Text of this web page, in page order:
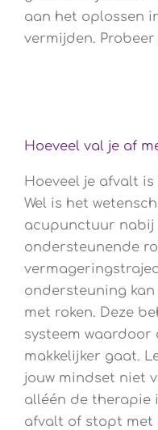
aan het oplossen
vermijden.
Hoeveel val je af
Hoeveel je afvalt
Wel is het
acupunctuur nabij
ondersteunende
ondersteuning
met roken. Deze
systeem waardoor
makkelijker gaat.
jouw mindset niet
alléén de therapie
afvalt of stopt met